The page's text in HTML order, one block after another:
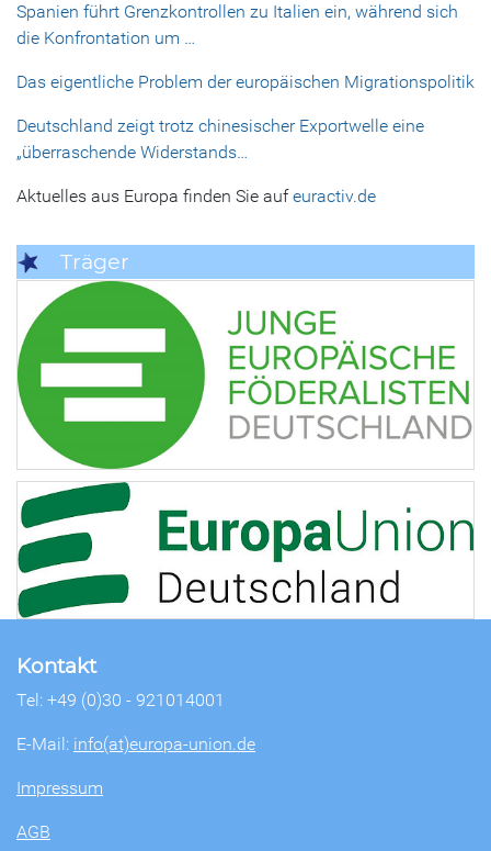
Spanien führt Grenzkontrollen zu Italien ein, während sich
die Konfrontation um …
Das eigentliche Problem der europäischen Migrationspolitik
Deutschland zeigt trotz chinesischer Exportwelle eine
„überraschende Widerstands…
Aktuelles aus Europa finden Sie aufeuractiv.de
Träger
Kontakt
Tel: +49 (0)30 - 921014001
E-Mail: info(at)europa-union.de
Impressum
AGB